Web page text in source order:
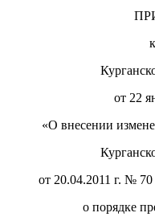
от 22
«О внесении
от 20.04.2011 г. №
о порядке